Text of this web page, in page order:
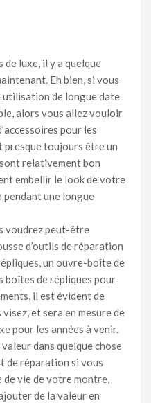
de luxe, il y a quelque
Eh bien, si vous
de longue date
alors vous allez vouloir
pour les
presque toujours être un
relativement bon
embellir le look de votre
une longue
voudrez peut-être
d’outils de réparation
un ouvre-boîte de
boîtes de répliques pour
il est évident de
et sera en mesure de
pour les années à venir.
dans quelque chose
de réparation si vous
de vie de votre montre,
de la valeur en